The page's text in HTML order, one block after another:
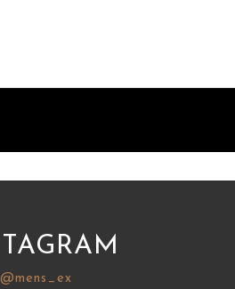
@mens_ex